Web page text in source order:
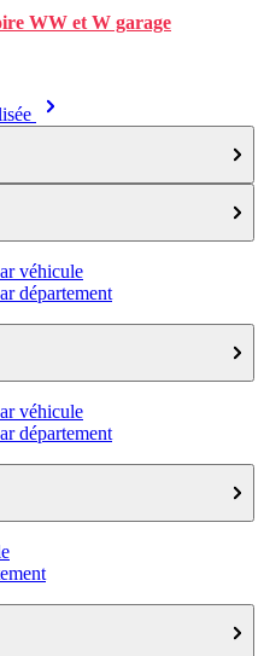
WW et W garage
véhicule
département
véhicule
département